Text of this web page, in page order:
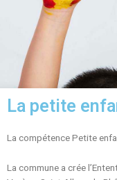
La petite
La compétence Petite
La commune a crée